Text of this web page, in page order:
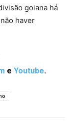
goiana há
haver
e Youtube.